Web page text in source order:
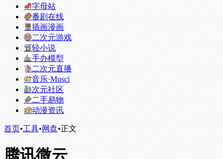
字母站
番剧在线
插画漫画
二次元游戏
轻小说
手办模型
二次元直播
音乐·Musci
次元社区
二手易物
动漫资讯
首页•工具•网盘•正文
腾讯微云